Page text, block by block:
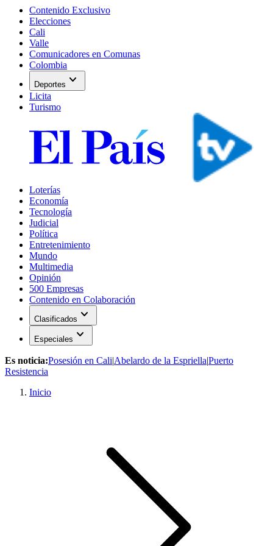
Contenido Exclusivo
Elecciones
Cali
Valle
Comunicadores en Comunas
Colombia
Deportes expand_more
Licita
Turismo
Loterías
Economía
Tecnología
Judicial
Política
Entretenimiento
Mundo
Multimedia
Opinión
500 Empresas
Contenido en Colaboración
Clasificados expand_more
Especiales expand_more
Es noticia:Posesión en Cali|Abelardo de la Espriella|Puerto
Resistencia
Inicio